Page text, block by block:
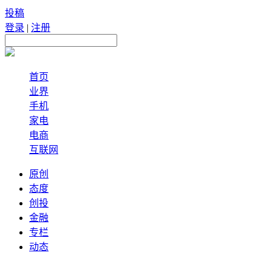
投稿
登录 | 注册
首页
业界
手机
家电
电商
互联网
原创
态度
创投
金融
专栏
动态